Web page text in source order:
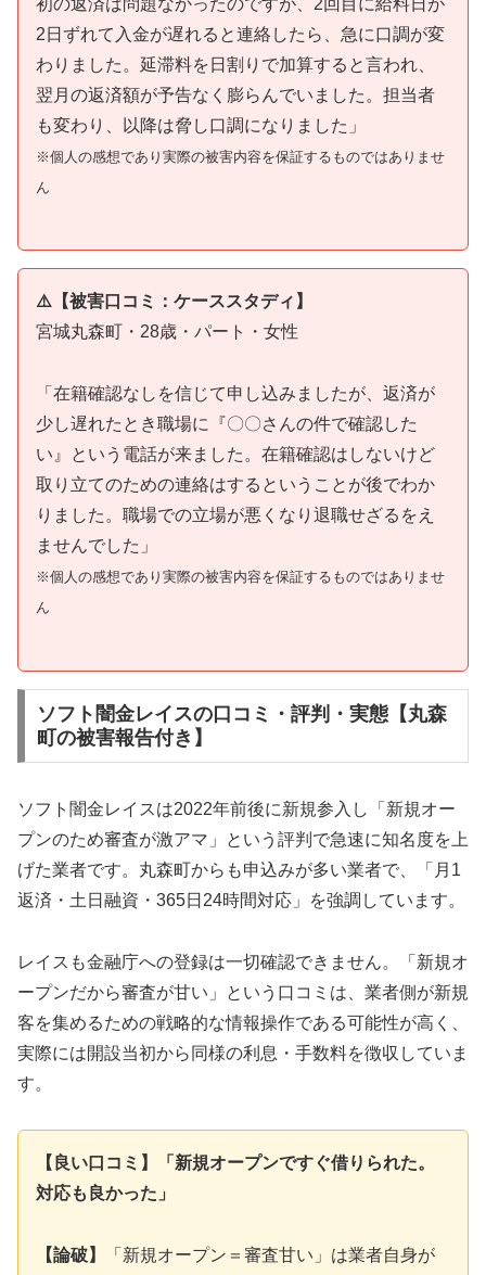
2日ずれて入金が遅れると連絡したら、急に口調が変
わりました。延滞料を日割りで加算すると言われ、
翌月の返済額が予告なく膨らんでいました。担当者
も変わり、以降は脅し口調になりました」
※個人の感想であり実際の被害内容を保証するものではありませ
ん
⚠️【被害口コミ：ケーススタディ】
宮城丸森町・28歳・パート・女性
「在籍確認なしを信じて申し込みましたが、返済が
少し遅れたとき職場に『〇〇さんの件で確認した
い』という電話が来ました。在籍確認はしないけど
取り立てのための連絡はするということが後でわか
りました。職場での立場が悪くなり退職せざるをえ
ませんでした」
※個人の感想であり実際の被害内容を保証するものではありませ
ん
ソフト闇金レイスの口コミ・評判・実態【丸森
町の被害報告付き】
ソフト闇金レイスは2022年前後に新規参入し「新規オー
プンのため審査が激アマ」という評判で急速に知名度を上
げた業者です。丸森町からも申込みが多い業者で、「月1
返済・土日融資・365日24時間対応」を強調しています。
レイスも金融庁への登録は一切確認できません。「新規オ
ープンだから審査が甘い」という口コミは、業者側が新規
客を集めるための戦略的な情報操作である可能性が高く、
実際には開設当初から同様の利息・手数料を徴収していま
す。
【良い口コミ】「新規オープンですぐ借りられた。
対応も良かった」
【論破】
「新規オープン＝審査甘い」は業者自身が